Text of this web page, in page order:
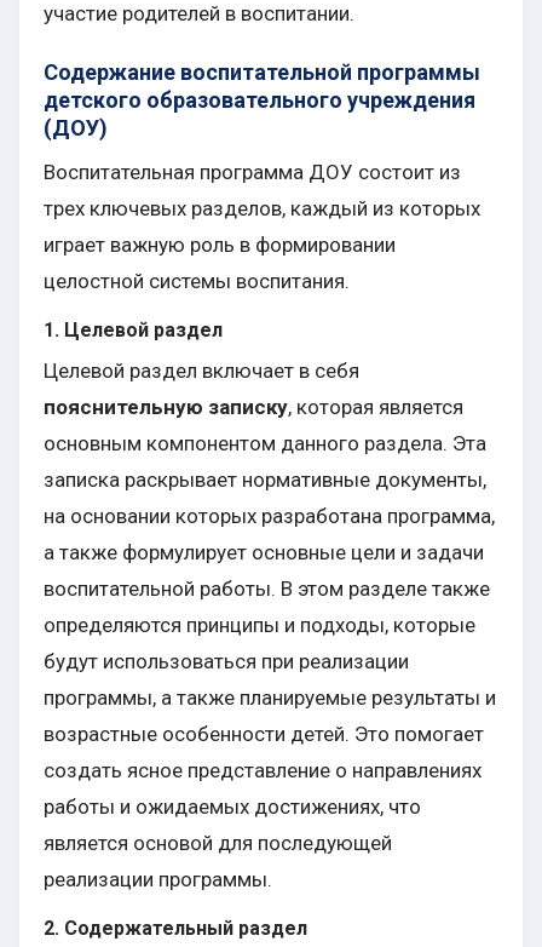
участие родителей в воспитании.
Содержание воспитательной программы
детского образовательного учреждения
(ДОУ)
Воспитательная программа ДОУ состоит из
трех ключевых разделов, каждый из которых
играет важную роль в формировании
целостной системы воспитания.
1. Целевой раздел
Целевой раздел включает в себя
пояснительную записку, которая является
основным компонентом данного раздела. Эта
записка раскрывает нормативные документы,
на основании которых разработана программа,
а также формулирует основные цели и задачи
воспитательной работы. В этом разделе также
определяются принципы и подходы, которые
будут использоваться при реализации
программы, а также планируемые результаты и
возрастные особенности детей. Это помогает
создать ясное представление о направлениях
работы и ожидаемых достижениях, что
является основой для последующей
реализации программы.
2. Содержательный раздел